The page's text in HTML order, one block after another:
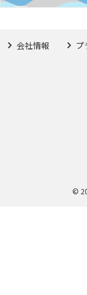
会社情報 プ
©